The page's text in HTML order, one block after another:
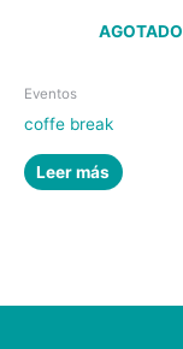
AGOTADO
Eventos
coffe break
Leer más